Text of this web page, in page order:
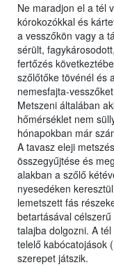
Ne maradjon el a tél
kórokozókkal és
a vesszőkön vagy a
sérült,
fertőzés
szőlőtőke tövénél és
nemesfajta-
Metszeni általában
hőmérséklet nem
hónapokban már
A tavasz eleji
összegyűjtése és
alakban a szőlő
nyesedéken
lemetszett fás
betartásával
talajba dolgozni. A
telelő kabócatojások
szerepet játszik.